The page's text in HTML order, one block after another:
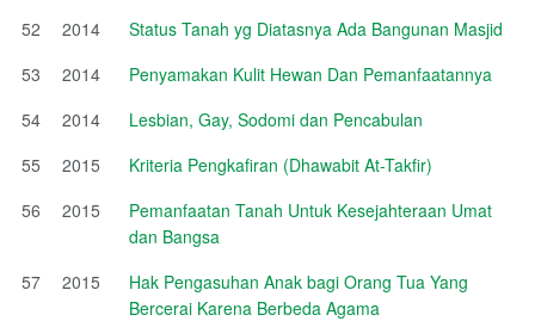
52
2014
Status Tanah yg Diatasnya Ada Bangunan Masjid
53
2014
Penyamakan Kulit Hewan Dan Pemanfaatannya
54
2014
Lesbian, Gay, Sodomi dan Pencabulan
55
2015
Kriteria Pengkafiran (Dhawabit At-Takfir)
56
2015
Pemanfaatan Tanah Untuk Kesejahteraan Umat
dan Bangsa
57
2015
Hak Pengasuhan Anak bagi Orang Tua Yang
Bercerai Karena Berbeda Agama